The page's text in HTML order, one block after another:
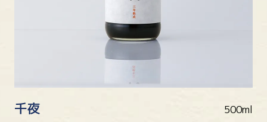
千夜 500ml